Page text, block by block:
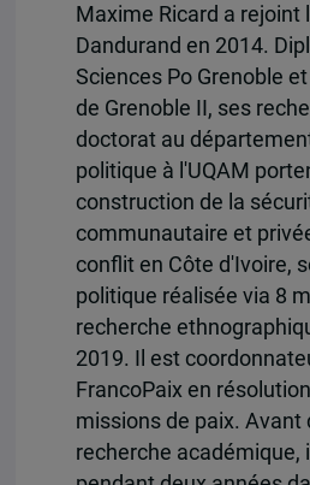
Maxime Ricard a rejoint
Dandurand en 2014.
Sciences Po Grenoble
de Grenoble II, ses
doctorat au
politique à l'UQAM
construction de la
communautaire et
conflit en Côte d'Ivoire,
politique réalisée via 8
recherche
2019. Il est
FrancoPaix en
missions de paix. Avant
recherche académique,